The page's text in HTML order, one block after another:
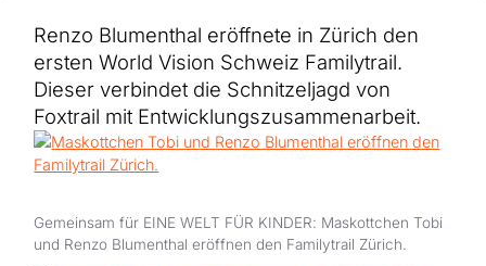
Testament und Legat
Philanthropie
Unternehmenskooperationen
Erdbeben Venezuela
Hilfe für Ukraine
Hilfe für Sudan
Hilfe für Afghanistan
Wirkung und Erfolge
Mittelverwendung
Jahresbericht und Finanzen
Afrika
Asien
Lateinamerika
Naher Osten und Europa
Renzo Blumenthal eröffnete in Zürich den
ersten World Vision Schweiz Familytrail.
Dieser verbindet die Schnitzeljagd von
Foxtrail mit Entwicklungszusammenarbeit.
Gemeinsam für EINE WELT FÜR KINDER: Maskottchen Tobi
und Renzo Blumenthal eröffnen den Familytrail Zürich.